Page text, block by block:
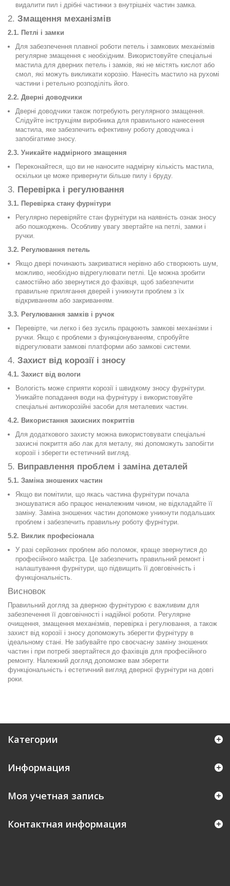
видалити пил і дрібні частинки з внутрішніх частин замка.
2. Змащення механізмів
2.1. Петлі і замки
Для забезпечення плавної роботи петель і замкових механізмів
регулярне змащення є необхідним. Використовуйте спеціальні
мастила для дверних петель і замків, які не містять кислот або
смол, які можуть викликати корозію. Нанесіть мастило на рухомі
частини і ретельно розподіліть його.
2.2. Дверні доводчики
Дверні доводчики також потребують регулярного змащення.
Слідуйте інструкціям виробника для правильного нанесення
мастила, яке забезпечить ефективну роботу доводчика і
запобігатиме зносу.
2.3. Уникайте надмірного змащення
Переконайтеся, що ви не наносите надмірну кількість мастила,
оскільки це може привернути більше пилу і бруду.
3. Перевірка і регулювання
3.1. Перевірка стану фурнітури
Регулярно перевіряйте стан фурнітури на наявність ознак зносу
або пошкоджень. Особливу увагу звертайте на петлі, замки і
ручки.
3.2. Регулювання петель
Якщо двері починають закриватися нерівно або створюють шум,
можливо, необхідно відрегулювати петлі. Це можна зробити
самостійно або звернутися до фахівця, щоб забезпечити
правильне прилягання дверей і уникнути проблем з їх
відкриванням або закриванням.
3.3. Регулювання замків і ручок
Перевірте, чи легко і без зусиль працюють замкові механізми і
ручки. Якщо є проблеми з функціонуванням, спробуйте
відрегулювати замкові платформи або замкові системи.
4. Захист від корозії і зносу
4.1. Захист від вологи
Вологість може сприяти корозії і швидкому зносу фурнітури.
Уникайте попадання води на фурнітуру і використовуйте
спеціальні антикорозійні засоби для металевих частин.
4.2. Використання захисних покриттів
Для додаткового захисту можна використовувати спеціальні
захисні покриття або лак для металу, які допоможуть запобігти
корозії і зберегти естетичний вигляд.
5. Виправлення проблем і заміна деталей
5.1. Заміна зношених частин
Якщо ви помітили, що якась частина фурнітури почала
зношуватися або працює неналежним чином, не відкладайте її
заміну. Заміна зношених частин допоможе уникнути подальших
проблем і забезпечить правильну роботу фурнітури.
5.2. Виклик професіонала
У разі серйозних проблем або поломок, краще звернутися до
професійного майстра. Це забезпечить правильний ремонт і
налаштування фурнітури, що підвищить її довговічність і
функціональність.
Висновок
Правильний догляд за дверною фурнітурою є важливим для
забезпечення її довговічності і надійної роботи. Регулярне
очищення, змащення механізмів, перевірка і регулювання, а також
захист від корозії і зносу допоможуть зберегти фурнітуру в
ідеальному стані. Не забувайте про своєчасну заміну зношених
частин і при потребі звертайтеся до фахівців для професійного
ремонту. Належний догляд допоможе вам зберегти
функціональність і естетичний вигляд дверної фурнітури на довгі
роки.
Категории
Информация
Моя учетная запись
Контактная информация